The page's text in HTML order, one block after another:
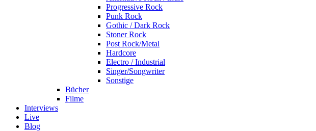
Progressive Rock
Punk Rock
Gothic / Dark Rock
Stoner Rock
Post Rock/Metal
Hardcore
Electro / Industrial
Singer/Songwriter
Sonstige
Bücher
Filme
Interviews
Live
Blog